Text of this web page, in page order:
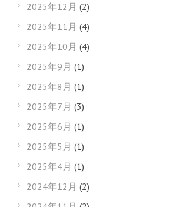
2025年12月 (2)
2025年11月 (4)
2025年10月 (4)
2025年9月 (1)
2025年8月 (1)
2025年7月 (3)
2025年6月 (1)
2025年5月 (1)
2025年4月 (1)
2024年12月 (2)